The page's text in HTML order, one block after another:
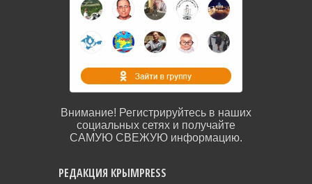
Внимание! Регистрируйтесь в наших
социальных сетях и получайте
САМУЮ СВЕЖУЮ информацию.
РЕДАКЦИЯ КРЫМPRESS